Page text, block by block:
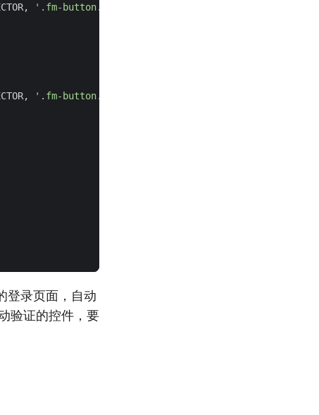
, '.fm-button.fm-submit.password-login'
, '.fm-button.fm-submit'
登录页面，自动
验证的控件，要